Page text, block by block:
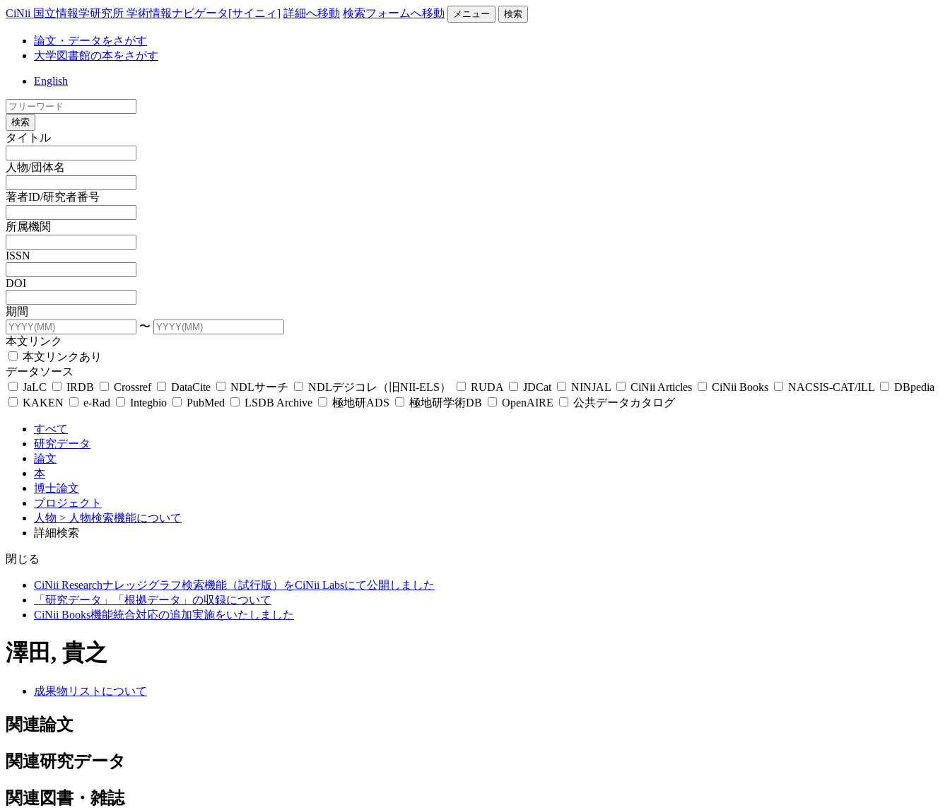
CiNii 国立情報学研究所 学術情報ナビゲータ[サイニィ] 詳細へ移動 検索フォームへ移動 メニュー 検索
論文・データをさがす
大学図書館の本をさがす
English
検索
タイトル
人物/団体名
著者ID/研究者番号
所属機関
ISSN
DOI
期間
〜
本文リンク
本文リンクあり
データソース
JaLC
IRDB Crossref DataCite NDLサーチ NDLデジコレ（旧NII-ELS） RUDA JDCat NINJAL CiNii Articles CiNii Books NACSIS-CAT/ILL
DBpedia
KAKEN
e-Rad Integbio PubMed LSDB Archive 極地研ADS 極地研学術DB OpenAIRE 公共データカタログ
すべて
研究データ
論文
本
博士論文
プロジェクト
人物 > 人物検索機能について
詳細検索
閉じる
CiNii Researchナレッジグラフ検索機能（試行版）をCiNii Labsにて公開しました
「研究データ」「根拠データ」の収録について
CiNii Books機能統合対応の追加実施をいたしました
澤田, 貴之
成果物リストについて
関連論文
関連研究データ
関連図書・雑誌